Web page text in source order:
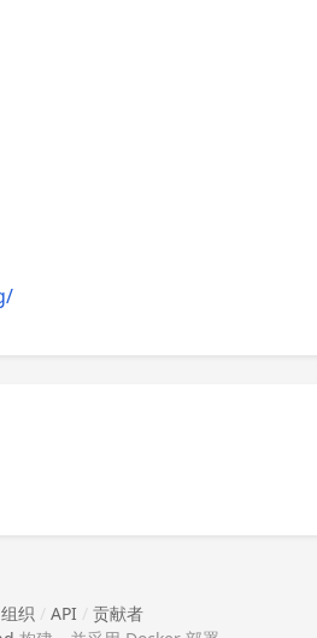
组织 / API / 贡献者